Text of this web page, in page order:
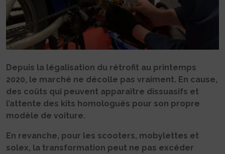
Depuis la légalisation du rétrofit au printemps
2020, le marché ne décolle pas vraiment. En cause,
des coûts qui peuvent apparaître dissuasifs et
l’attente des kits homologués pour son propre
modèle de voiture.
En revanche, pour les scooters, mobylettes et
solex, la transformation peut ne pas excéder